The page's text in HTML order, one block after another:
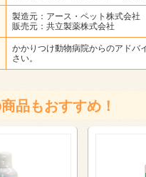
製造元：アース・ペット株式会社
販売元：共立製薬株式会社
かかりつけ動物病院からのアドバ
さい。
品もおすすめ！